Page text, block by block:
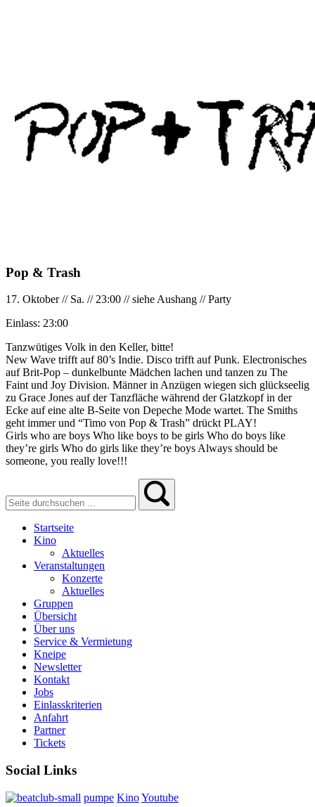
Pop & Trash
17. Oktober// Sa. //23:00 //siehe Aushang //Party
Einlass: 23:00
Tanzwütiges Volk in den Keller, bitte!
New Wave trifft auf 80’s Indie. Disco trifft auf Punk. Electronisches
auf Brit-Pop – dunkelbunte Mädchen lachen und tanzen zu The
Faint und Joy Division. Männer in Anzügen wiegen sich glückseelig
zu Grace Jones auf der Tanzfläche während der Glatzkopf in der
Ecke auf eine alte B-Seite von Depeche Mode wartet. The Smiths
geht immer und “Timo von Pop & Trash” drückt PLAY!
Girls who are boys Who like boys to be girls Who do boys like
they’re girls Who do girls like they’re boys Always should be
someone, you really love!!!
Startseite
Kino
Aktuelles
Veranstaltungen
Konzerte
Aktuelles
Gruppen
Übersicht
Über uns
Service & Vermietung
Kneipe
Newsletter
Kontakt
Jobs
Einlasskriterien
Anfahrt
Partner
Tickets
Social Links
pumpe KinoYoutube